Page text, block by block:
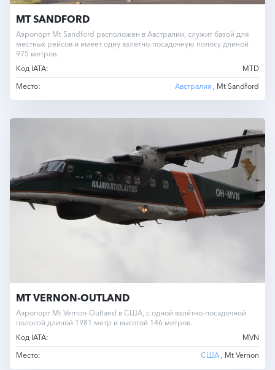
MT SANDFORD
Аэропорт Mt Sandford расположен в Австралии, служит базой для
местных рейсов и имеет одну взлетно-посадочную полосу длиной
975 метров.
Код IATA:
MTD
Место:
Австралия , Mt Sandford
MT VERNON-OUTLAND
Аэропорт Mt Vernon-Outland в США, с одной взлётно-посадочной
полосой длиной 1981 метр и высотой 146 метров.
Код IATA:
MVN
Место:
США , Mt Vernon